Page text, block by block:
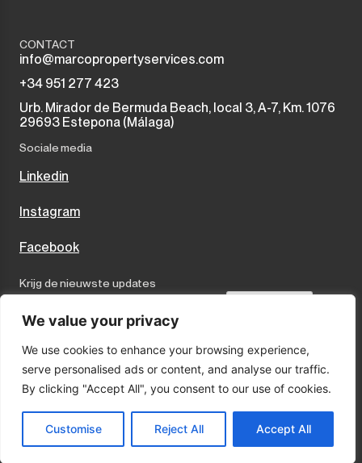
We value your privacy
We use cookies to enhance your browsing experience,
serve personalised ads or content, and analyse our traffic.
By clicking "Accept All", you consent to our use of cookies.
Customise Reject All Accept All
CONTACT
info@marcopropertyservices.com
+34 951 277 423
Urb. Mirador de Bermuda Beach, local 3, A-7, Km. 1076
29693 Estepona (Málaga)
Sociale media
Linkedin
Instagram
Facebook
Krijg de nieuwste updates
I accept the terms and conditions
© 2025 Marco Properties · Sitio por: LA
Privacybeleid
Cookies
Wettelijke kennisgeving